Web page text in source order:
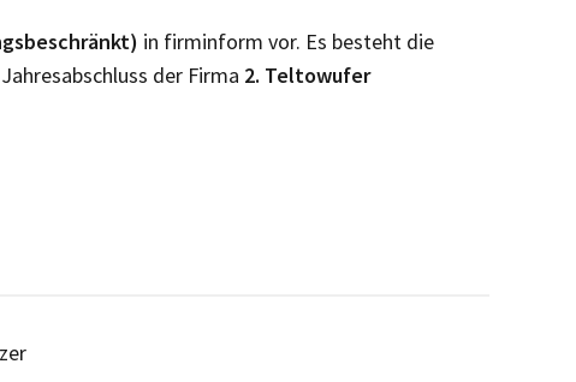
in firminform vor. Es besteht die
der Firma 2. Teltowufer